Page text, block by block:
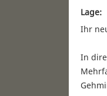
Lage:
Ihr
In